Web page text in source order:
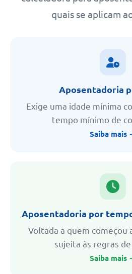
quais se aplicam
Aposentadoria
Exige uma idade mínima
tempo mínimo de
Saiba mais
Aposentadoria por
Voltada a quem começou
sujeita às regras de
Saiba mais